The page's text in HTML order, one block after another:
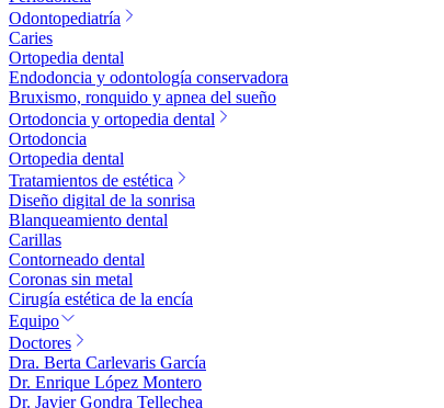
Odontopediatría
Caries
Ortopedia dental
Endodoncia y odontología conservadora
Bruxismo, ronquido y apnea del sueño
Ortodoncia y ortopedia dental
Ortodoncia
Ortopedia dental
Tratamientos de estética
Diseño digital de la sonrisa
Blanqueamiento dental
Carillas
Contorneado dental
Coronas sin metal
Cirugía estética de la encía
Equipo
Doctores
Dra. Berta Carlevaris García
Dr. Enrique López Montero
Dr. Javier Gondra Tellechea